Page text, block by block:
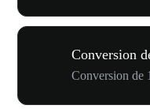
Conversion
Conversion